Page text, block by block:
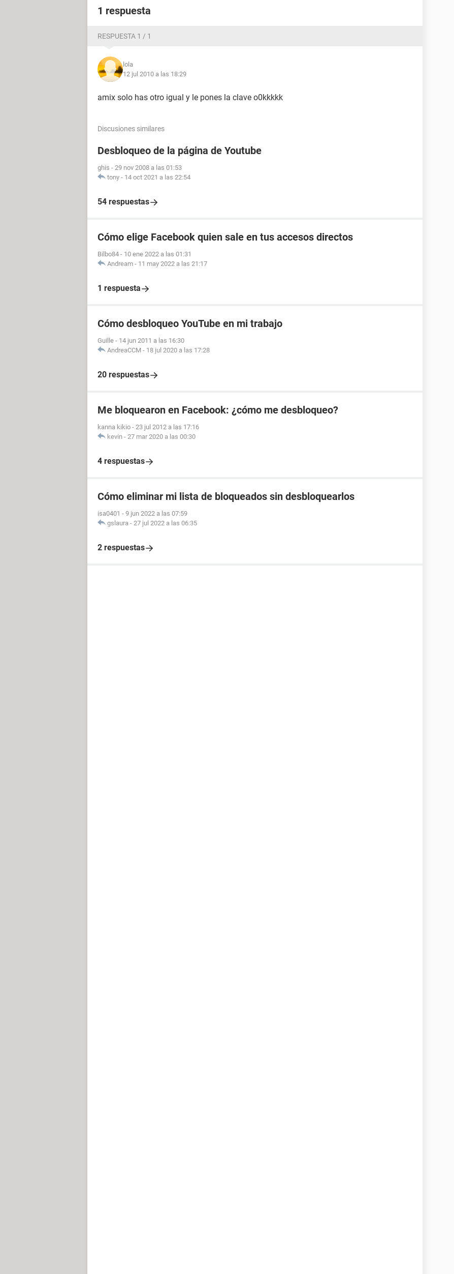
1 respuesta
RESPUESTA 1 / 1
lola
12 jul 2010 a las 18:29
amix solo has otro igual y le pones la clave o0kkkkk
Discusiones similares
Desbloqueo de la página de Youtube
ghis - 29 nov 2008 a las 01:53
tony - 14 oct 2021 a las 22:54
54 respuestas
Cómo elige Facebook quien sale en tus accesos directos
Bilbo84 - 10 ene 2022 a las 01:31
Andream - 11 may 2022 a las 21:17
1 respuesta
Cómo desbloqueo YouTube en mi trabajo
Guille - 14 jun 2011 a las 16:30
AndreaCCM - 18 jul 2020 a las 17:28
20 respuestas
Me bloquearon en Facebook: ¿cómo me desbloqueo?
kanna kikio - 23 jul 2012 a las 17:16
kevin - 27 mar 2020 a las 00:30
4 respuestas
Cómo eliminar mi lista de bloqueados sin desbloquearlos
isa0401 - 9 jun 2022 a las 07:59
gslaura - 27 jul 2022 a las 06:35
2 respuestas